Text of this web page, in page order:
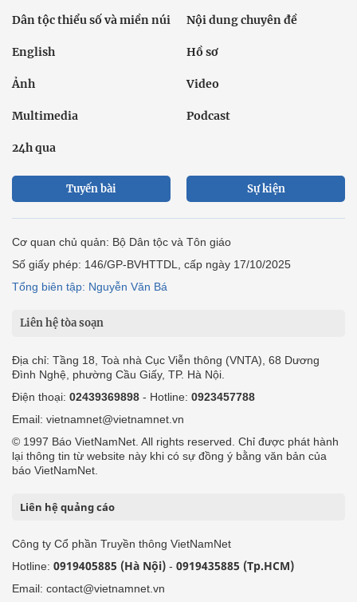
Dân tộc thiểu số và miền núi Nội dung chuyên đề
English Hồ sơ
Ảnh Video
Multimedia Podcast
24h qua
Tuyến bài Sự kiện
Cơ quan chủ quản: Bộ Dân tộc và Tôn giáo
Số giấy phép: 146/GP-BVHTTDL, cấp ngày 17/10/2025
Tổng biên tập: Nguyễn Văn Bá
Liên hệ tòa soạn
Địa chỉ: Tầng 18, Toà nhà Cục Viễn thông (VNTA), 68 Dương
Đình Nghệ, phường Cầu Giấy, TP. Hà Nội.
Điện thoại: 02439369898 - Hotline: 0923457788
Email: vietnamnet@vietnamnet.vn
© 1997 Báo VietNamNet. All rights reserved. Chỉ được phát hành
lại thông tin từ website này khi có sự đồng ý bằng văn bản của
báo VietNamNet.
Liên hệ quảng cáo
Công ty Cổ phần Truyền thông VietNamNet
Hotline: 0919405885 (Hà Nội) - 0919435885 (Tp.HCM)
Email: contact@vietnamnet.vn